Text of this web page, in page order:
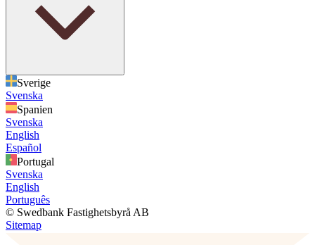
Sverige
Svenska
Spanien
Svenska
English
Español
Portugal
Svenska
English
Português
© Swedbank Fastighetsbyrå AB
Sitemap